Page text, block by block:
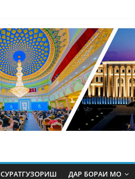
СУРАТГУЗОРИШ ДАР БОРАИ МО